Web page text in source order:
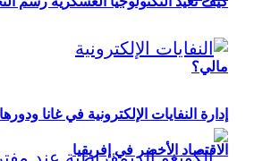
مالي؟
إدارة النفايات الإلكترونية في غانا
الاقتصاد الأخضر في إفريقيا